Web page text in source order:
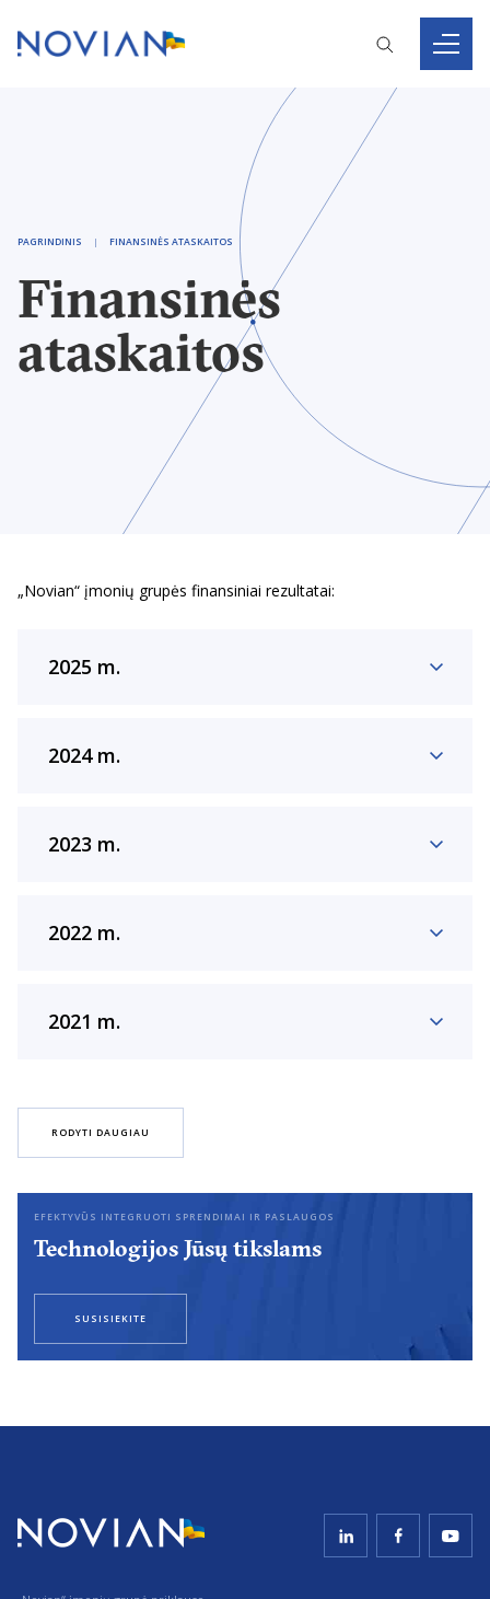
PAGRINDINIS FINANSINĖS ATASKAITOS
Finansinės
ataskaitos
„Novian“ įmonių grupės finansiniai rezultatai:
2025 m.
2024 m.
2023 m.
2022 m.
2021 m.
RODYTI DAUGIAU
EFEKTYVŪS INTEGRUOTI SPRENDIMAI IR PASLAUGOS
Technologijos Jūsų tikslams
SUSISIEKITE